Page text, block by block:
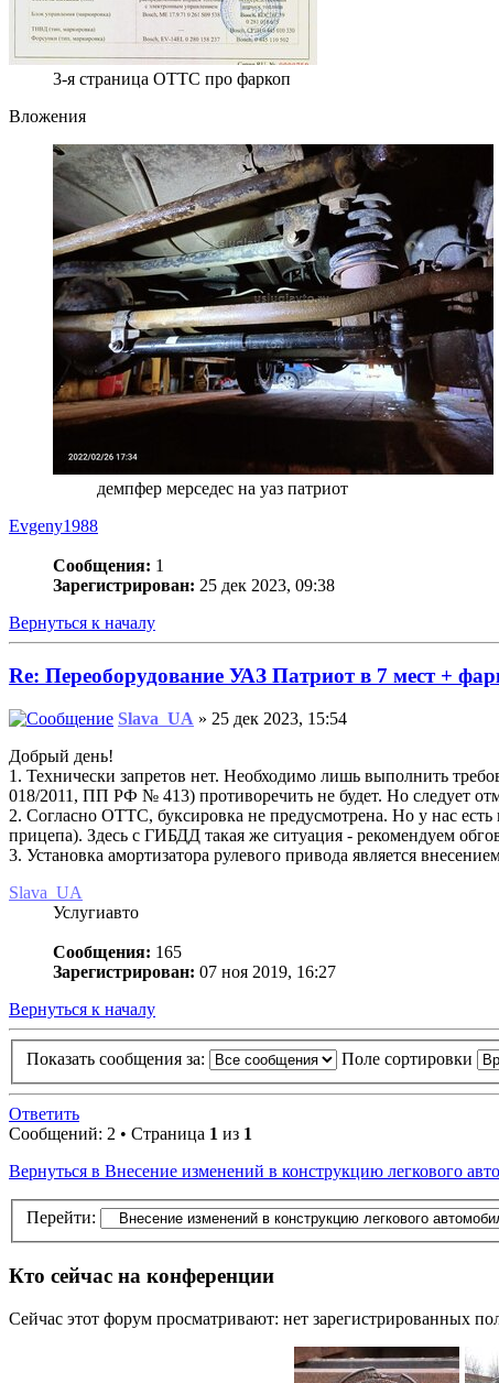
3-я страница ОТТС про фаркоп
Вложения
демпфер мерседес на уаз патриот
Evgeny1988
Сообщения: 1
Зарегистрирован: 25 дек 2023, 09:38
Вернуться к началу
Re: Переоборудование УАЗ Патриот в 7 мест +
Slava_UA » 25 дек 2023, 15:54
Добрый день!
1. Технически запретов нет. Необходимо лишь выполнить
018/2011, ПП РФ № 413) противоречить не будет. Но следует
2. Согласно ОТТС, буксировка не предусмотрена. Но у нас есть
прицепа). Здесь с ГИБДД такая же ситуация - рекомендуем
3. Установка амортизатора рулевого привода является
Slava_UA
Услугиавто
Сообщения: 165
Зарегистрирован: 07 ноя 2019, 16:27
Вернуться к началу
Показать сообщения за: Поле сортировки
Ответить
Сообщений: 2 • Страница 1 из 1
Вернуться в Внесение изменений в конструкцию легкового
Перейти:
Кто сейчас на конференции
Сейчас этот форум просматривают: нет зарегистрированных